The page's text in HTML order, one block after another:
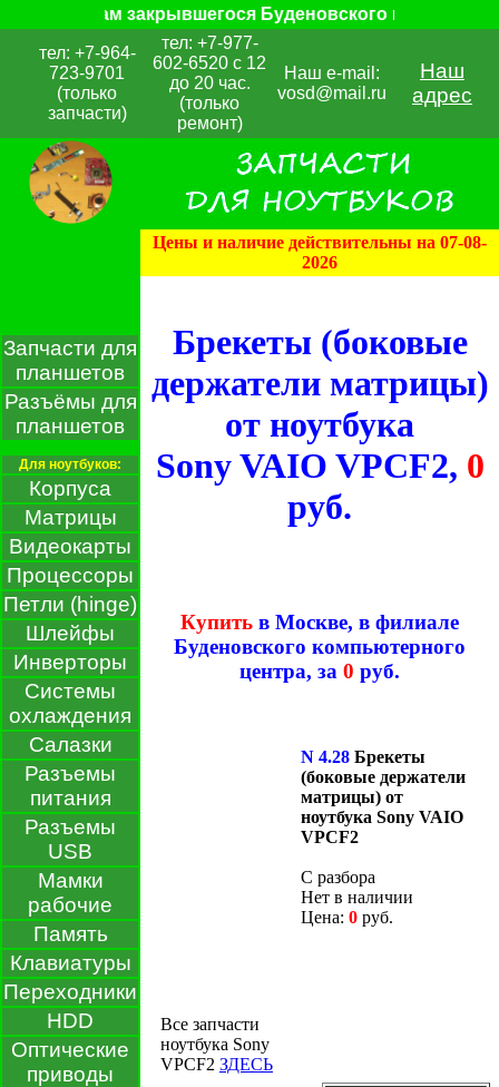
клиентам закрывшегося Буденовского
тел: +7-964-
723-9701
(только
запчасти)
тел: +7-977-
602-6520 с 12
до 20 час.
(только
ремонт)
Наш e-mail:
vosd@mail.ru
Наш
адрес
Запчасти для
планшетов
Разъёмы для
планшетов
Для ноутбуков:
Корпуса
Матрицы
Видеокарты
Процессоры
Петли (hinge)
Шлейфы
Инверторы
Системы
охлаждения
Салазки
Разъемы
питания
Разъемы
USB
Мамки
рабочие
Память
Клавиатуры
Переходники
HDD
Оптические
приводы
Цены и наличие действительны на 07-08-
2026
Брекеты (боковые
держатели матрицы)
от ноутбука
Sony VAIO VPCF2, 0
руб.
Купить в Москве, в филиале
Буденовского компьютерного
центра, за 0 руб.
N 4.28 Брекеты
(боковые держатели
матрицы) от
ноутбука Sony VAIO
VPCF2
С разбора
Нет в наличии
Цена: 0 руб.
Все запчасти
ноутбука Sony
VPCF2 ЗДЕСЬ